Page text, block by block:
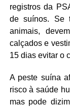
registros da
de suínos. Se
animais,
calçados e
15 dias evitar o
A peste suína
risco à saúde
mas pode